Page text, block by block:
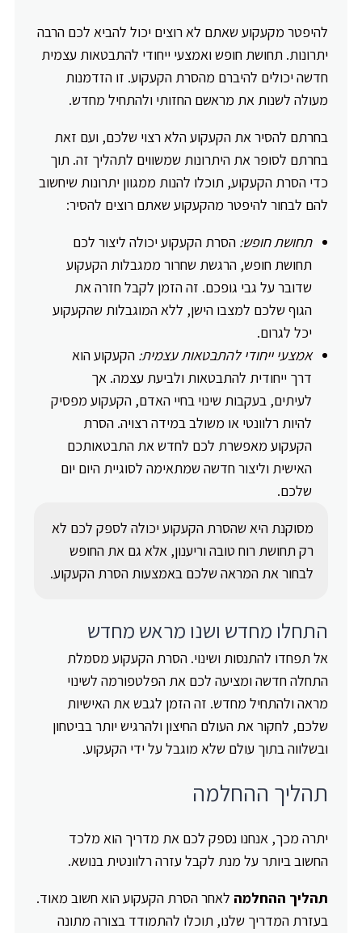
להיפטר מקעקוע שאתם לא רוצים יכול להביא לכם הרבה
יתרונות. תחושת חופש ואמצעי ייחודי להתבטאות עצמית
חדשה יכולים להיברם מהסרת הקעקוע. זו הזדמנות
מעולה לשנות את מראשם החזותי ולהתחיל מחדש.
בחרתם להסיר את הקעקוע הלא רצוי שלכם, ועם זאת
בחרתם לסופר את היתרונות שמשווים לתהליך זה. תוך
כדי הסרת הקעקוע, תוכלו להנות ממגוון יתרונות שיחשוב
להם לבחור להיפטר מהקעקוע שאתם רוצים להסיר:
תחושת חופש: הסרת הקעקוע יכולה ליצור לכם
תחושת חופש, הרגשת שחרור ממגבלות הקעקוע
שדובר על גבי גופכם. זה הזמן לקבל חזרה את
הגוף שלכם למצבו הישן, ללא המוגבלות שהקעקוע
יכל לגרום.
אמצעי ייחודי להתבטאות עצמית: הקעקוע הוא
דרך ייחודית להתבטאות ולביעת עצמה. אך
לעיתים, בעקבות שינוי בחיי האדם, הקעקוע מפסיק
להיות רלוונטי או משולב במידה רצויה. הסרת
הקעקוע מאפשרת לכם לחדש את התבטאותכם
האישית וליצור חדשה שמתאימה לסוגיית היום יום
שלכם.
מסוקנת היא שהסרת הקעקוע יכולה לספק לכם לא
רק תחושת רוח טובה וריענון, אלא גם את החופש
לבחור את המראה שלכם באמצעות הסרת הקעקוע.
התחלו מחדש ושנו מראש מחדש
אל תפחדו להתנסות ושינוי. הסרת הקעקוע מסמלת
התחלה חדשה ומציעה לכם את הפלטפורמה לשינוי
מראה ולהתחיל מחדש. זה הזמן לגבש את האישיות
שלכם, לחקור את העולם החיצון ולהרגיש יותר בביטחון
ובשלווה בתוך עולם שלא מוגבל על ידי הקעקוע.
תהליך ההחלמה
יתרה מכך, אנחנו נספק לכם את מדריך הוא מלכד
החשוב ביותר על מנת לקבל עזרה רלוונטית בנושא.
תהליך ההחלמה לאחר הסרת הקעקוע הוא חשוב מאוד.
בעזרת המדריך שלנו, תוכלו להתמודד בצורה מתונה